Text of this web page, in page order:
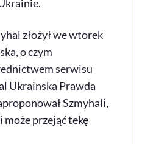
złożył we wtorek
o czym
serwisu
Ukrainska Prawda
Szmyhali,
może przejąć tekę